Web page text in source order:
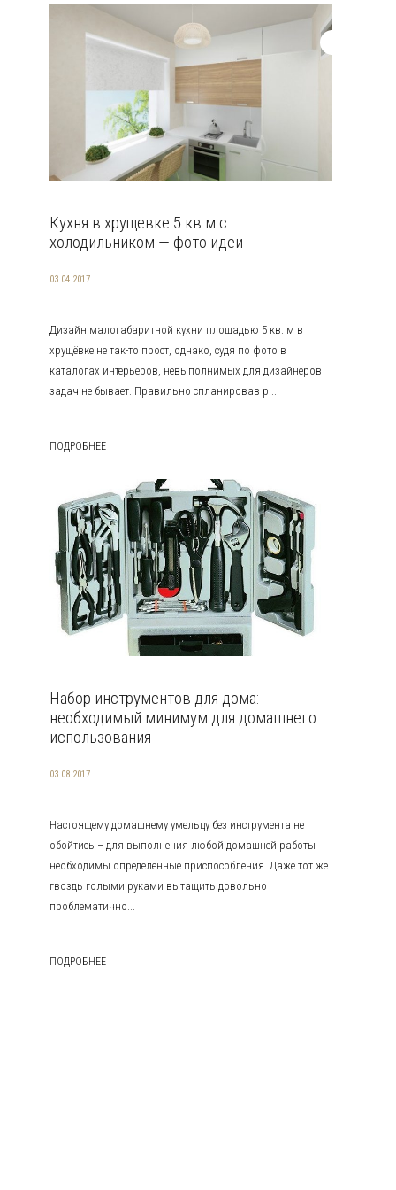
Кухня в хрущевке 5 кв м с
холодильником — фото идеи
03.04.2017
Дизайн малогабаритной кухни площадью 5 кв. м в
хрущёвке не так-то прост, однако, судя по фото в
каталогах интерьеров, невыполнимых для дизайнеров
задач не бывает. Правильно спланировав р...
ПОДРОБНЕЕ
Набор инструментов для дома:
необходимый минимум для домашнего
использования
03.08.2017
Настоящему домашнему умельцу без инструмента не
обойтись – для выполнения любой домашней работы
необходимы определенные приспособления. Даже тот же
гвоздь голыми руками вытащить довольно
проблематично...
ПОДРОБНЕЕ